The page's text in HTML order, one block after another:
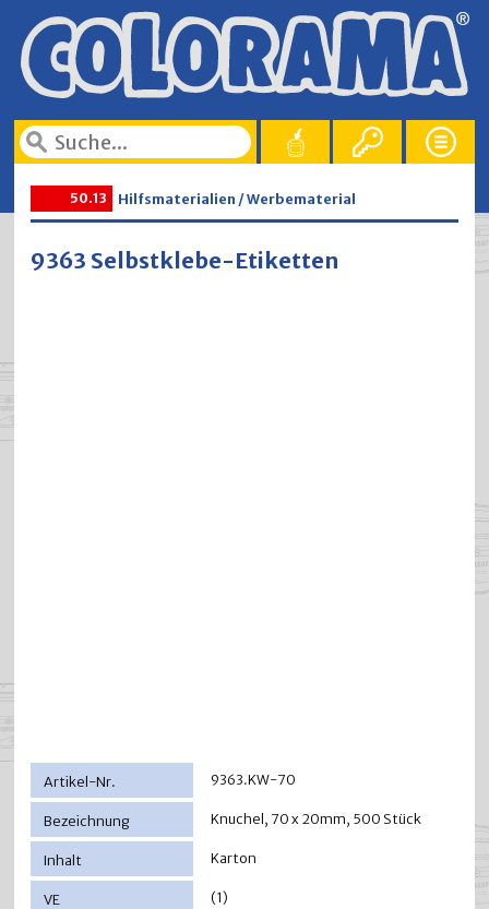
50.13 Hilfsmaterialien / Werbematerial
9363 Selbstklebe-Etiketten
9363.KW-70
Knuchel, 70 x 20mm, 500 Stück
Karton
(1)